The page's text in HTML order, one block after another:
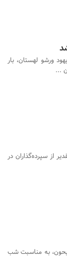
ورشو لهستان، بار
...
از سپرده‌گذاران در
به مناسبت شب